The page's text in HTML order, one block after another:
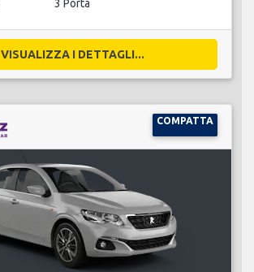
3 Porta
VISUALIZZA I DETTAGLI...
COMPATTA